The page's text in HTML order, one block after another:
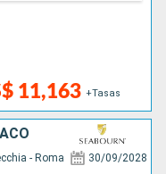
11,163 +Tasas
- Roma 30/09/2028